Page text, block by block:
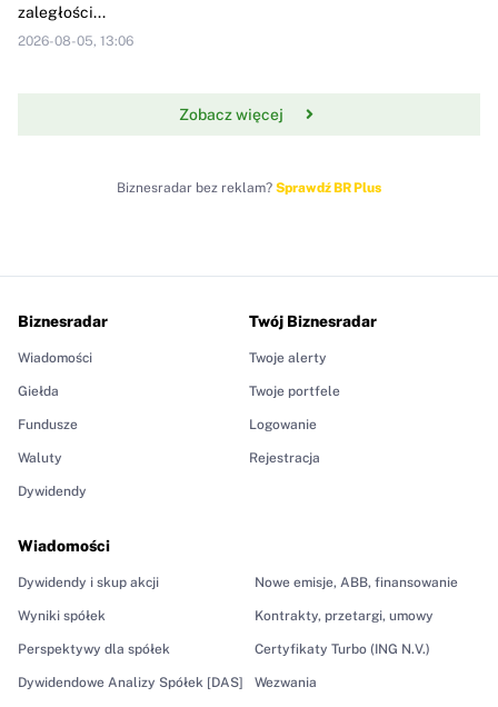
zaległości...
2026-08-05, 13:06
Zobacz więcej
Biznesradar bez reklam? Sprawdź BR Plus
Biznesradar
Wiadomości
Giełda
Fundusze
Waluty
Dywidendy
Wiadomości
Dywidendy i skup akcji
Wyniki spółek
Perspektywy dla spółek
Dywidendowe Analizy Spółek [DAS]
Nowe emisje, ABB, finansowanie
Kontrakty, przetargi, umowy
Certyfikaty Turbo (ING N.V.)
Wezwania
Twój Biznesradar
Twoje alerty
Twoje portfele
Logowanie
Rejestracja